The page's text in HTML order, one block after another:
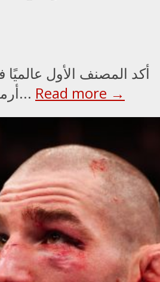
أكد المصنف الأول
أرمان تساروكيان، أن... Read more →